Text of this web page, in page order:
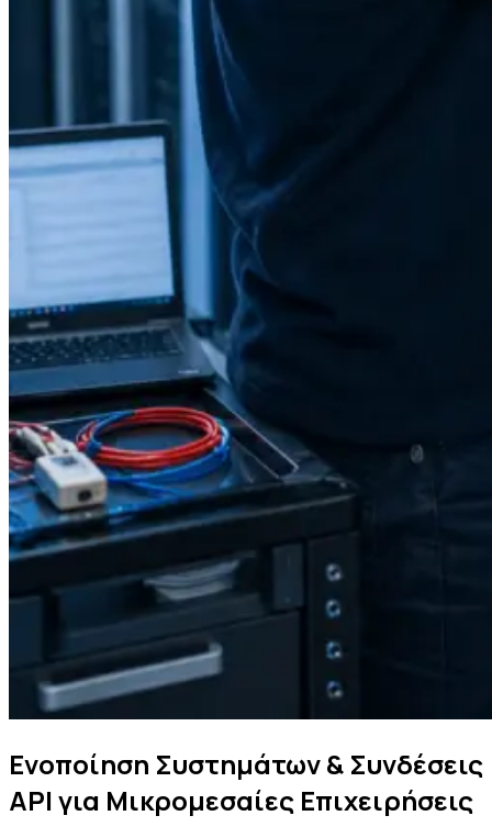
Ενοποίηση Συστημάτων & Συνδέσεις
API για Μικρομεσαίες Επιχειρήσεις